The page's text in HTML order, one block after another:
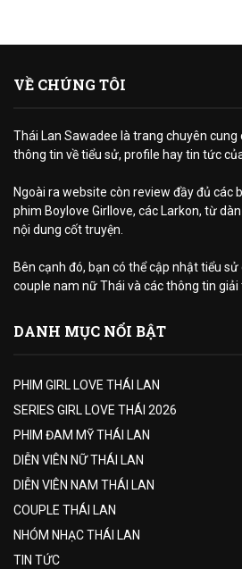
VỀ CHÚNG TÔI
Thái Lan Sawadee là trang chuyên
thông tin về tiểu sử, profile hay tin tức
Ngoài ra website còn review đầy đủ các
phim Boylove Girllove, các Larkon, từ
nội dung cốt truyện.
Bên cạnh đó, bạn có thể cập nhật tiểu
couple nam nữ Thái và các thông tin giải
DANH MỤC NỔI BẬT
PHIM GIRL LOVE THÁI LAN
SERIES GIRL LOVE THÁI 2026
PHIM ĐAM MỸ THÁI LAN
DIỄN VIÊN NỮ THÁI LAN
DIỄN VIÊN NAM THÁI LAN
COUPLE THÁI LAN
NHÓM NHẠC THÁI LAN
TIN TỨC